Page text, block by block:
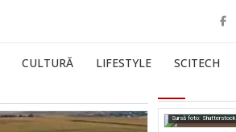
CULTURĂ LIFESTYLE SCITECH
Sursă foto: Shutterstock